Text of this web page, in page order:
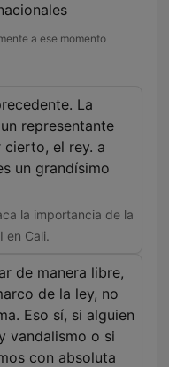
a ese momento
La
representante
cierto, el rey. a
un grandísimo
la importancia de la
en Cali.
de manera libre,
de la ley, no
Eso sí, si alguien
vandalismo o si
con absoluta